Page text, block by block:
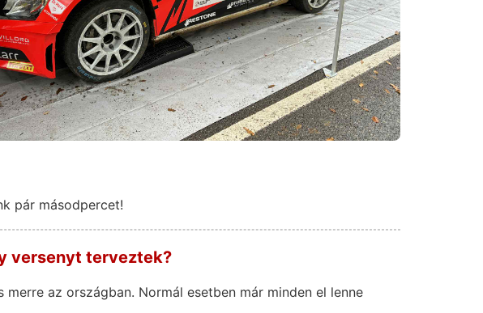
pár másodpercet!
versenyt terveztek?
az országban. Normál esetben már minden el lenne